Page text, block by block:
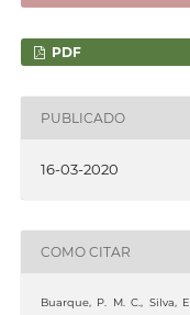
PDF
PUBLICADO
16-03-2020
COMO CITAR
Buarque, P. M. C., Silva,